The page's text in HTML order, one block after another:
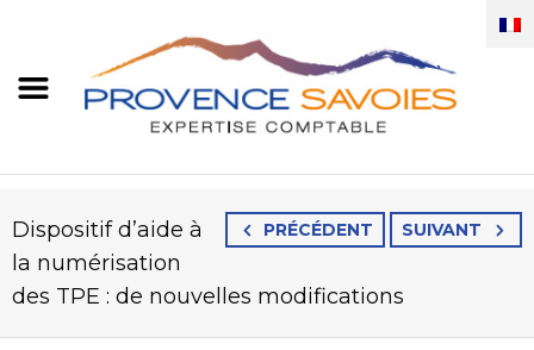
PRÉCÉDENT SUIVANT
Dispositif d’aide à
la numérisation
des TPE : de nouvelles modifications